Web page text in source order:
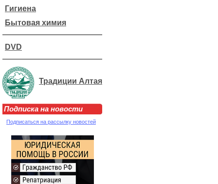
Гигиена
Бытовая химия
DVD
Традиции Алтая
Подписка на новости
Подписаться на рассылку новостей